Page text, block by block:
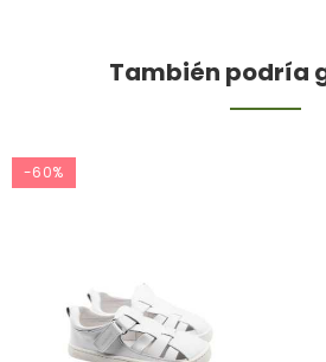
También podría
-60%